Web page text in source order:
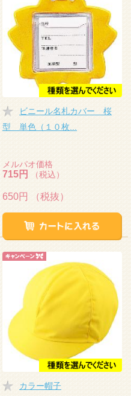
ビニール名札カバー 桜
型 単色（１０枚...
メルパオ価格
715円 （税込）
650円 （税抜）
カラー帽子